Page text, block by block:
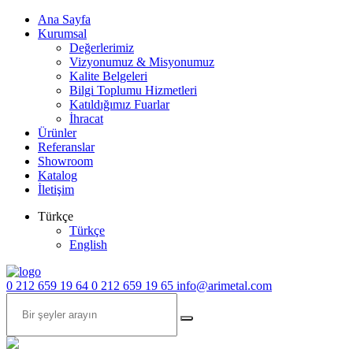
Ana Sayfa
Kurumsal
Değerlerimiz
Vizyonumuz & Misyonumuz
Kalite Belgeleri
Bilgi Toplumu Hizmetleri
Katıldığımız Fuarlar
İhracat
Ürünler
Referanslar
Showroom
Katalog
İletişim
Türkçe
Türkçe
English
0 212 659 19 64 0 212 659 19 65 info@arimetal.com